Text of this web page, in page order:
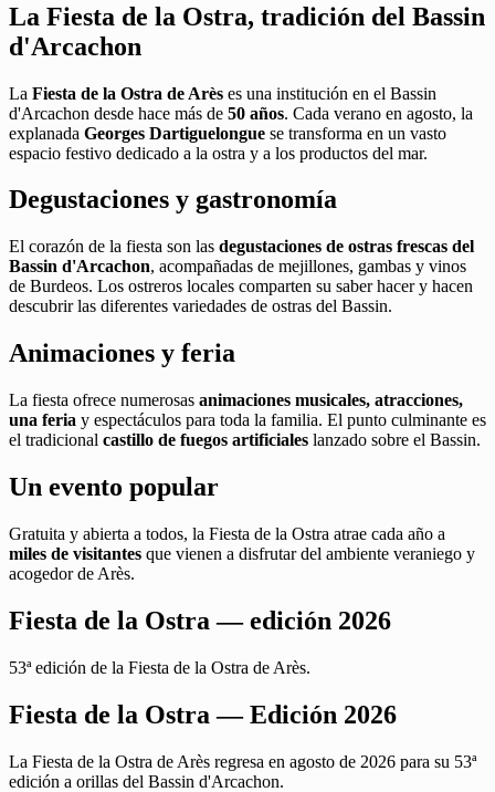
La Fiesta de la Ostra, tradición del Bassin
d'Arcachon
La Fiesta de la Ostra de Arès es una institución en el Bassin
d'Arcachon desde hace más de 50 años. Cada verano en agosto, la
explanada Georges Dartiguelongue se transforma en un vasto
espacio festivo dedicado a la ostra y a los productos del mar.
Degustaciones y gastronomía
El corazón de la fiesta son las degustaciones de ostras frescas del
Bassin d'Arcachon, acompañadas de mejillones, gambas y vinos
de Burdeos. Los ostreros locales comparten su saber hacer y hacen
descubrir las diferentes variedades de ostras del Bassin.
Animaciones y feria
La fiesta ofrece numerosas animaciones musicales, atracciones,
una feria y espectáculos para toda la familia. El punto culminante es
el tradicional castillo de fuegos artificiales lanzado sobre el Bassin.
Un evento popular
Gratuita y abierta a todos, la Fiesta de la Ostra atrae cada año a
miles de visitantes que vienen a disfrutar del ambiente veraniego y
acogedor de Arès.
Fiesta de la Ostra — edición 2026
53ª edición de la Fiesta de la Ostra de Arès.
Fiesta de la Ostra — Edición 2026
La Fiesta de la Ostra de Arès regresa en agosto de 2026 para su 53ª
edición a orillas del Bassin d'Arcachon.